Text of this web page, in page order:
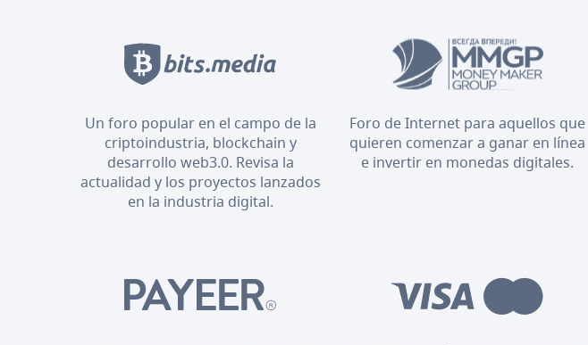
Un foro popular en el campo de la
criptoindustria, blockchain y
desarrollo web3.0. Revisa la
actualidad y los proyectos lanzados
en la industria digital.
Foro de Internet para aquellos que
quieren comenzar a ganar en línea
e invertir en monedas digitales.